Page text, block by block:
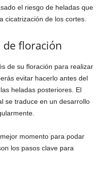
el riesgo de heladas que
cicatrización de los cortes.
floración
de su floración para realizar
evitar hacerlo antes del
heladas posteriores. El
se traduce en un desarrollo
momento para podar
los pasos clave para